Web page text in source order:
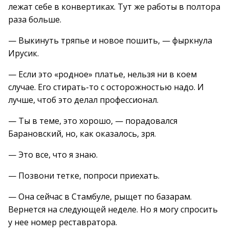
лежат себе в конвертиках. Тут же работы в полтора
раза больше.
— Выкинуть тряпье и новое пошить, — фыркнула
Ирусик.
— Если это «родное» платье, нельзя ни в коем
случае. Его стирать-то с осторожностью надо. И
лучше, чтоб это делал профессионал.
— Ты в теме, это хорошо, — порадовался
Барановский, но, как оказалось, зря.
— Это все, что я знаю.
— Позвони тетке, попроси приехать.
— Она сейчас в Стамбуле, рыщет по базарам.
Вернется на следующей неделе. Но я могу спросить
у нее номер реставратора.